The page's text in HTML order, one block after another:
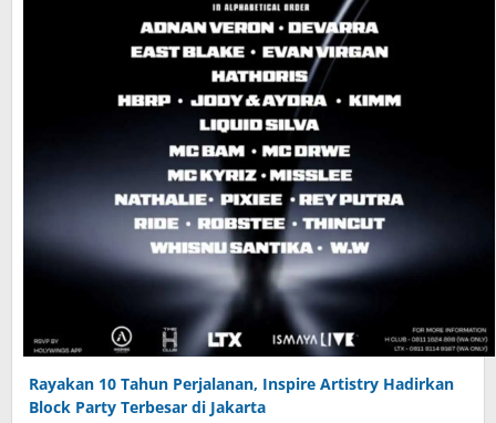
Rayakan 10 Tahun Perjalanan, Inspire Artistry Hadirkan
Block Party Terbesar di Jakarta